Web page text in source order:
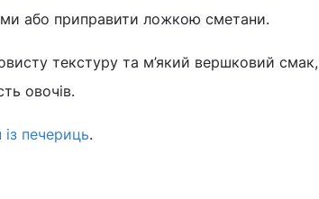
або приправити ложкою сметани.
текстуру та м’який вершковий смак,
овочів.
печериць.